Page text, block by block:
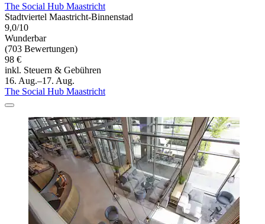
The Social Hub Maastricht
Stadtviertel Maastricht-Binnenstad
9,0/10
Wunderbar
(703 Bewertungen)
98 €
inkl. Steuern & Gebühren
16. Aug.–17. Aug.
The Social Hub Maastricht